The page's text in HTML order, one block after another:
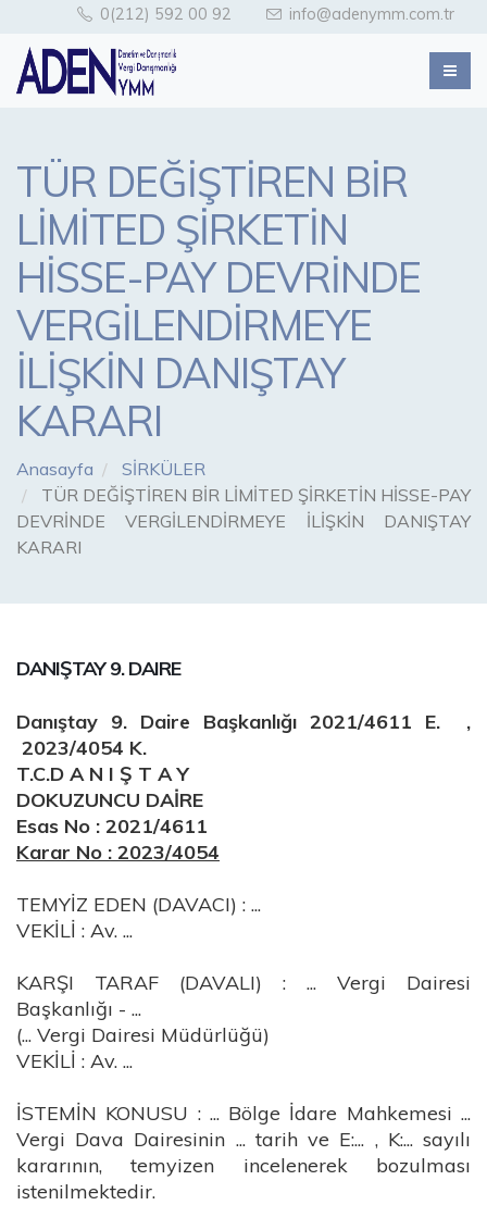
0(212) 592 00 92 info@adenymm.com.tr
TÜR DEĞİŞTİREN BİR
LİMİTED ŞİRKETİN
HİSSE-PAY DEVRİNDE
VERGİLENDİRMEYE
İLİŞKİN DANIŞTAY
KARARI
Anasayfa
SİRKÜLER
TÜR DEĞİŞTİREN BİR LİMİTED ŞİRKETİN HİSSE-PAY
DEVRİNDE VERGİLENDİRMEYE İLİŞKİN DANIŞTAY
KARARI
DANIŞTAY 9. DAIRE
Danıştay 9. Daire Başkanlığı 2021/4611 E. ,
2023/4054 K.
T.C.D A N I Ş T A Y
DOKUZUNCU DAİRE
Esas No : 2021/4611
Karar No : 2023/4054
TEMYİZ EDEN (DAVACI) : ...
VEKİLİ : Av. ...
KARŞI TARAF (DAVALI) : ... Vergi Dairesi
Başkanlığı - ...
(... Vergi Dairesi Müdürlüğü)
VEKİLİ : Av. ...
İSTEMİN KONUSU : ... Bölge İdare Mahkemesi ...
Vergi Dava Dairesinin ... tarih ve E:... , K:... sayılı
kararının, temyizen incelenerek bozulması
istenilmektedir.